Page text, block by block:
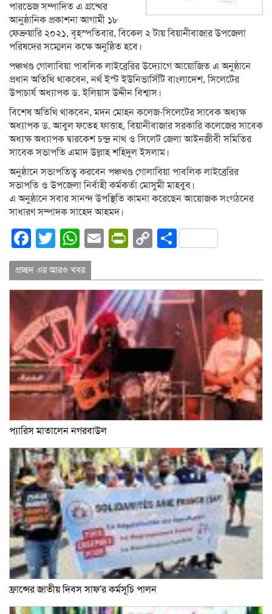
পারভেজ সম্পাদিত এ গ্রন্থের
আনুষ্ঠানিক প্রকাশনা আগামী ১৮
ফেব্রুয়ারি ২০২১, বৃহস্পতিবার, বিকেল ২ টায় বিয়ানীবাজার উপজেলা
পরিষদের সম্মেলন কক্ষে অনুষ্ঠিত হবে।
পঞ্চখণ্ড গোলাবিয়া পাবলিক লাইব্রেরির উদ্যোগে আয়োজিত এ অনুষ্ঠানে
প্রধান অতিথি থাকবেন, নর্থ ইস্ট ইউনিভার্সিটি বাংলাদেশ, সিলেটের
উপাচার্য অধ্যাপক ড. ইলিয়াস উদ্দীন বিশ্বাস।
বিশেষ অতিথি থাকবেন, মদন মোহন কলেজ-সিলেটের সাবেক অধ্যক্ষ
অধ্যাপক ড. আবুল ফতেহ ফাত্তাহ, বিয়ানীবাজার সরকারি কলেজের সাবেক
অধ্যক্ষ অধ্যাপক দ্বারকেশ চন্দ্র নাথ ও সিলেট জেলা আইনজীবী সমিতির
সাবেক সভাপতি এমাদ উল্লাহ শহিদুল ইসলাম।
অনুষ্ঠানে সভাপতিত্ব করবেন পঞ্চখণ্ড গোলাবিয়া পাবলিক লাইব্রেরির
সভাপতি ও উপজেলা নির্বাহী কর্মকর্তা মোসুমী মাহবুব।
এ অনুষ্ঠানে সবার সানন্দ উপস্থিতি কামনা করেছেন আয়োজক সংগঠনের
সাধারণ সম্পাদক সাহেদ আহমদ।
Facebook
Twitter
WhatsApp
EmailPrintFriendly
CopyShare
প্রচ্ছদ এর আরও খবর
প্যারিস মাতালেন নগরবাউল
ফ্রান্সের জাতীয় দিবস সাফ’র কর্মসূচি পালন